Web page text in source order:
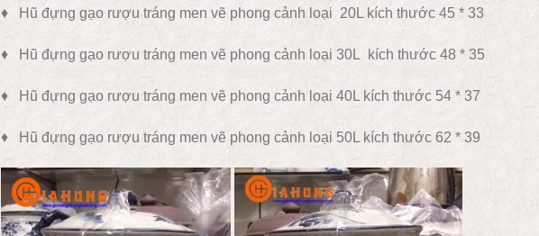
♦ Hũ đựng gạo rượu tráng men vẽ phong cảnh loại 20L kích thước 45 * 33
♦ Hũ đựng gạo rượu tráng men vẽ phong cảnh loại 30L kích thước 48 * 35
♦ Hũ đựng gạo rượu tráng men vẽ phong cảnh loại 40L kích thước 54 * 37
♦ Hũ đựng gạo rượu tráng men vẽ phong cảnh loại 50L kích thước 62 * 39